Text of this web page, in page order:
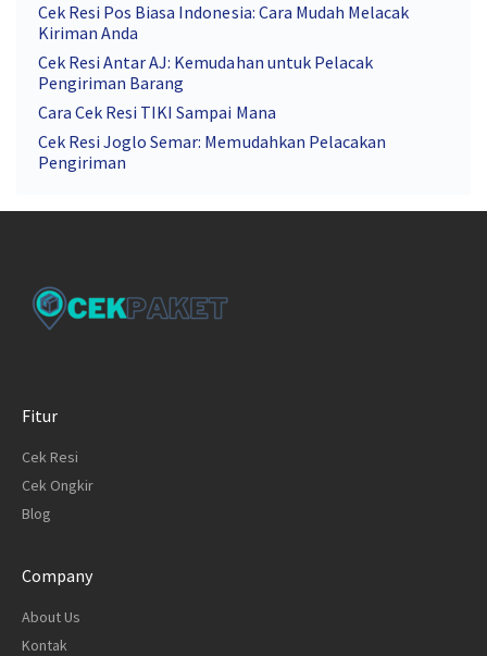
Cek Resi Pos Biasa Indonesia: Cara Mudah Melacak
Kiriman Anda
Cek Resi Antar AJ: Kemudahan untuk Pelacak
Pengiriman Barang
Cara Cek Resi TIKI Sampai Mana
Cek Resi Joglo Semar: Memudahkan Pelacakan
Pengiriman
Fitur
Cek Resi
Cek Ongkir
Blog
Company
About Us
Kontak